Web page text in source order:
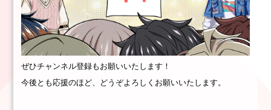
ぜひチャンネル登録もお願いいたします！
今後とも応援のほど、どうぞよろしくお願いいたします。